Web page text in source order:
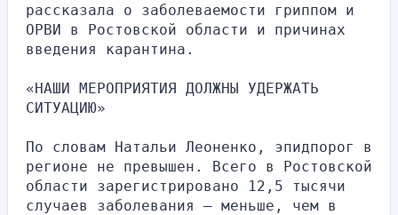
рассказала о заболеваемости гриппом и
ОРВИ в Ростовской области и причинах
введения карантина.
«НАШИ МЕРОПРИЯТИЯ ДОЛЖНЫ УДЕРЖАТЬ
СИТУАЦИЮ»
По словам Натальи Леоненко, эпидпорог в
регионе не превышен. Всего в Ростовской
области зарегистрировано 12,5 тысячи
случаев заболевания — меньше, чем в